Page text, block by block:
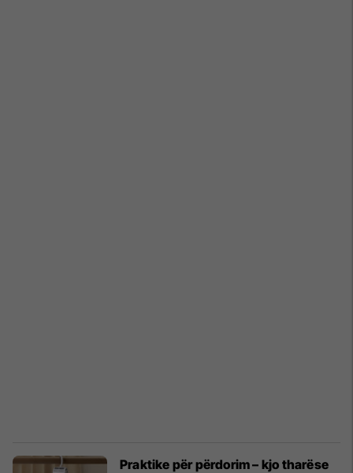
Praktike për përdorim – kjo tharëse